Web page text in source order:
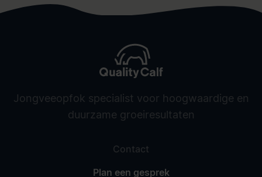
Jongveeopfok specialist voor hoogwaardige en
duurzame groeiresultaten
Contact
Plan een gesprek